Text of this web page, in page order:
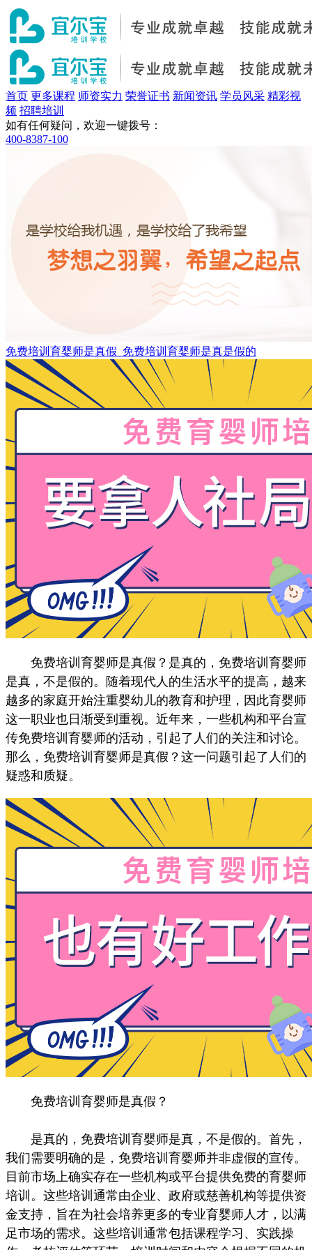
首页 更多课程 师资实力 荣誉证书 新闻资讯 学员风采 精彩视
频 招聘培训
如有任何疑问，欢迎一键拨号：
400-8387-100
免费培训育婴师是真假_免费培训育婴师是真是假的
免费培训育婴师是真假？是真的，免费培训育婴师
是真，不是假的。随着现代人的生活水平的提高，越来
越多的家庭开始注重婴幼儿的教育和护理，因此育婴师
这一职业也日渐受到重视。近年来，一些机构和平台宣
传免费培训育婴师的活动，引起了人们的关注和讨论。
那么，免费培训育婴师是真假？这一问题引起了人们的
疑惑和质疑。
免费培训育婴师是真假？
是真的，免费培训育婴师是真，不是假的。首先，
我们需要明确的是，免费培训育婴师并非虚假的宣传。
目前市场上确实存在一些机构或平台提供免费的育婴师
培训。这些培训通常由企业、政府或慈善机构等提供资
金支持，旨在为社会培养更多的专业育婴师人才，以满
足市场的需求。这些培训通常包括课程学习、实践操